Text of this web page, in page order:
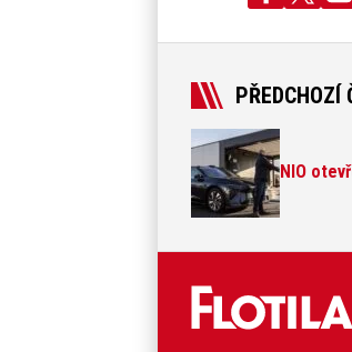
PŘEDCHOZÍ
NIO